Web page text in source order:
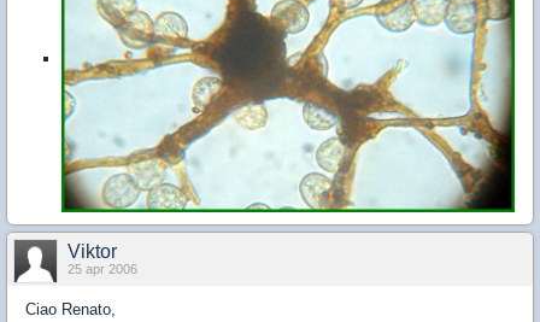
Viktor
25 apr 2006
Ciao Renato,